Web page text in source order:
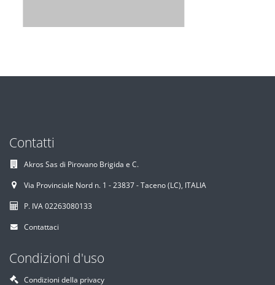
Contatti
Akros Sas di Pirovano Brigida e C.
Via Provinciale Nord n. 1 - 23837 - Taceno (LC), ITALIA
P. IVA 02263080133
Contattaci
Condizioni d'uso
Condizioni della privacy